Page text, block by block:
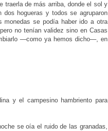
traerla de más arriba, donde el sol y
dos hogueras y todos se agruparon
monedas se podía haber ido a otra
no tenían validez sino en Casas
—como ya hemos dicho—, en
y el campesino hambriento para
se oía el ruido de las granadas,